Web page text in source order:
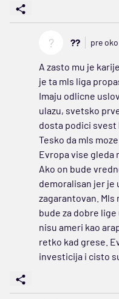
? ?? pre
A zasto mu je
je ta mls liga
Imaju odlicne
ulazu, svetsko
dosta podici svest
Tesko da mls
Evropa vise gleda
Ako on bude
demoralisan jer je
zagarantovan. Mls
bude za dobre
nisu ameri kao
retko kad grese.
investicija i cisto